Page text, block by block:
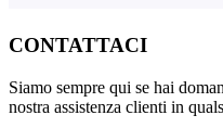
CONTATTACI
Siamo sempre qui se hai
nostra assistenza clienti in